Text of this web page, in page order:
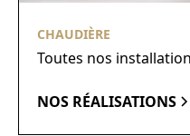
CHAUDIÈRE
Toutes nos
NOS RÉALISATIONS